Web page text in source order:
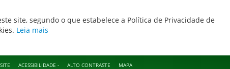
site, segundo o que estabelece a Política de Privacidade de
Leia mais
ACESSIBILIDADE - ALTO CONTRASTE MAPA